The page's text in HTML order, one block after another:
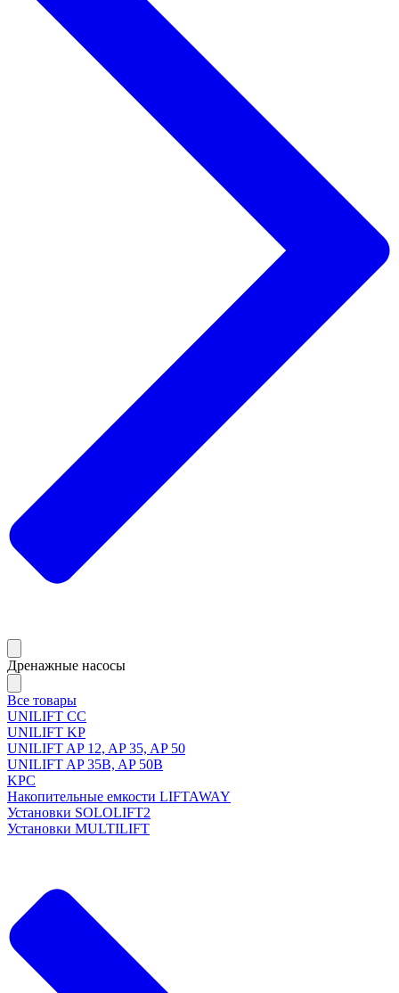
Дренажные насосы
Все товары
UNILIFT CC
UNILIFT KP
UNILIFT AP 12, AP 35, AP 50
UNILIFT AP 35B, AP 50B
KPC
Накопительные емкости LIFTAWAY
Установки SOLOLIFT2
Установки MULTILIFT